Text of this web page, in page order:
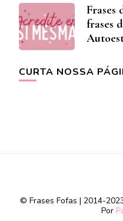
Frases
frases
CURTA NOSSA
© Frases Fofas | 2014-
Por